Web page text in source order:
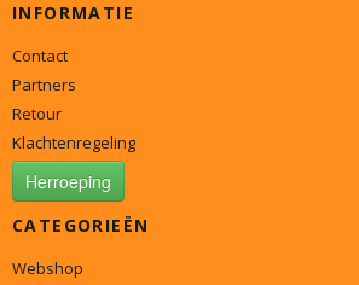
INFORMATIE
Contact
Partners
Retour
Klachtenregeling
Herroeping
CATEGORIEËN
Webshop